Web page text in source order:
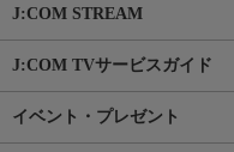
J:COM STREAM
J:COM TVサービスガイド
イベント・プレゼント